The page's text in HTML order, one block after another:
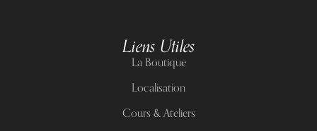
Liens Utiles
La Boutique
Localisation
Cours & Ateliers